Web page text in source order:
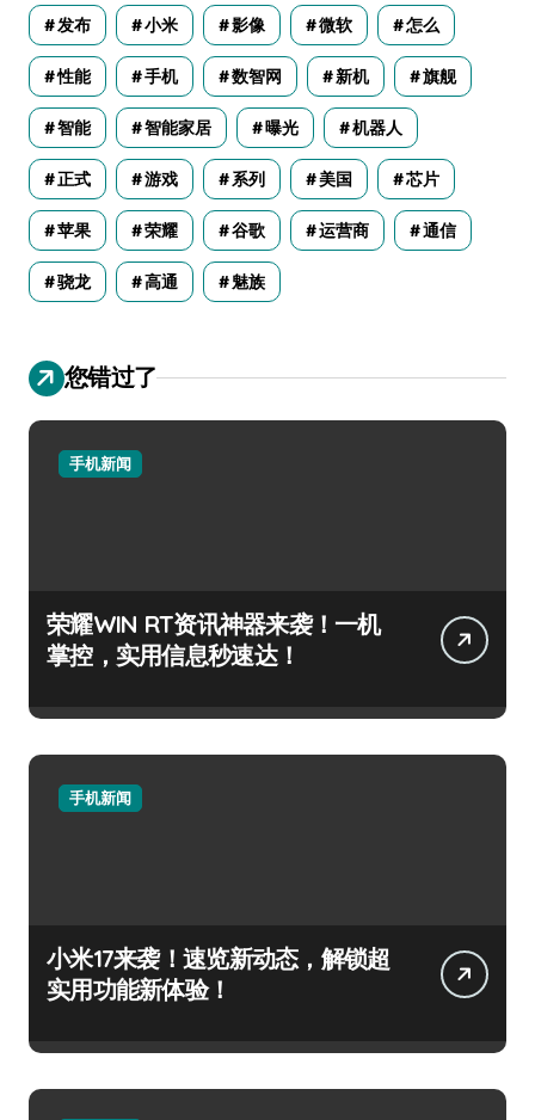
发布 小米 影像 微软 怎么
性能 手机 数智网 新机 旗舰
智能 智能家居 曝光 机器人
正式 游戏 系列 美国 芯片
苹果 荣耀 谷歌 运营商 通信
骁龙 高通 魅族
您错过了
手机新闻
荣耀WIN RT资讯神器来袭！一机
掌控，实用信息秒速达！
手机新闻
小米17来袭！速览新动态，解锁超
实用功能新体验！